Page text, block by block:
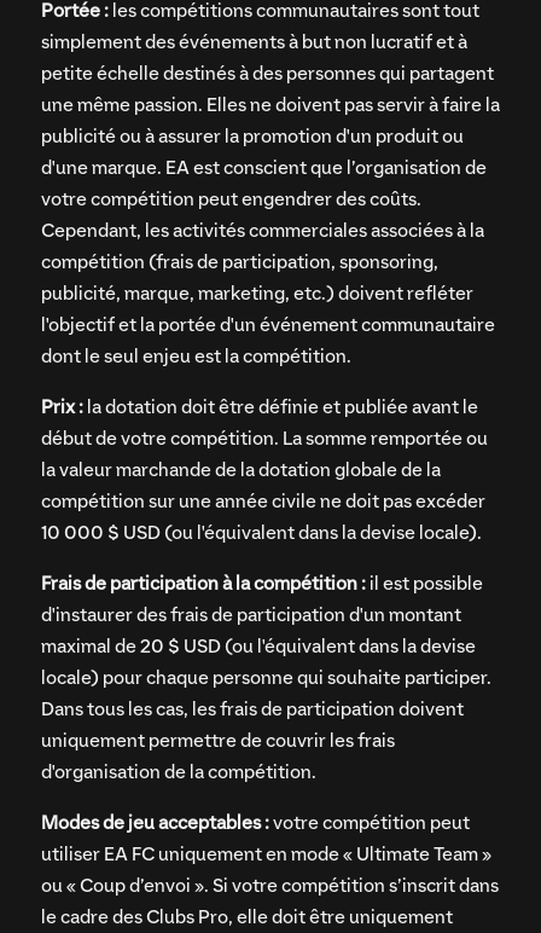
Portée : les compétitions communautaires sont tout
simplement des événements à but non lucratif et à
petite échelle destinés à des personnes qui partagent
une même passion. Elles ne doivent pas servir à faire la
publicité ou à assurer la promotion d'un produit ou
d'une marque. EA est conscient que l’organisation de
votre compétition peut engendrer des coûts.
Cependant, les activités commerciales associées à la
compétition (frais de participation, sponsoring,
publicité, marque, marketing, etc.) doivent refléter
l'objectif et la portée d'un événement communautaire
dont le seul enjeu est la compétition.
Prix : la dotation doit être définie et publiée avant le
début de votre compétition. La somme remportée ou
la valeur marchande de la dotation globale de la
compétition sur une année civile ne doit pas excéder
10 000 $ USD (ou l'équivalent dans la devise locale).
Frais de participation à la compétition : il est possible
d'instaurer des frais de participation d'un montant
maximal de 20 $ USD (ou l'équivalent dans la devise
locale) pour chaque personne qui souhaite participer.
Dans tous les cas, les frais de participation doivent
uniquement permettre de couvrir les frais
d'organisation de la compétition.
Modes de jeu acceptables :votre compétition peut
utiliser EA FC uniquement en mode « Ultimate Team »
ou « Coup d’envoi ». Si votre compétition s’inscrit dans
le cadre des Clubs Pro, elle doit être uniquement